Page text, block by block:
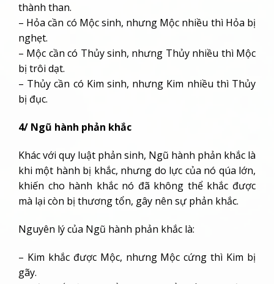
thành than.
– Hỏa cần có Mộc sinh, nhưng Mộc nhiều thì Hỏa bị
nghẹt.
– Mộc cần có Thủy sinh, nhưng Thủy nhiều thì Mộc
bị trôi dạt.
– Thủy cần có Kim sinh, nhưng Kim nhiều thì Thủy
bị đục.
4/ Ngũ hành phản khắc
Khác với quy luật phản sinh, Ngũ hành phản khắc là
khi một hành bị khắc, nhưng do lực của nó qúa lớn,
khiến cho hành khắc nó đã không thể khắc được
mà lại còn bị thương tổn, gây nên sự phản khắc.
Nguyên lý của Ngũ hành phản khắc là:
– Kim khắc được Mộc, nhưng Mộc cứng thì Kim bị
gãy.